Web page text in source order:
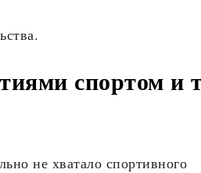
спортом и
не хватало спортивного